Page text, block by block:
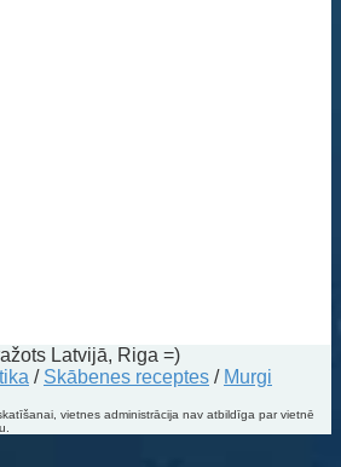
Latvijā, Riga =)
/ Skābenes receptes / Murgi
vietnes administrācija nav atbildīga par vietnē